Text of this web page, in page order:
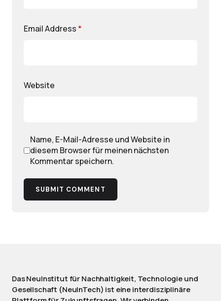
Email Address *
Website
Name, E-Mail-Adresse und Website in
diesem Browser für meinen nächsten
Kommentar speichern.
SUBMIT COMMENT
Das NeuInstitut für Nachhaltigkeit, Technologie und
Gesellschaft (NeuInTech) ist eine interdisziplinäre